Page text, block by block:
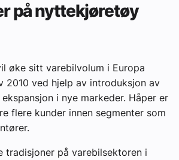
på nyttekjøretøy
øke sitt varebilvolum i Europa
2010 ved hjelp av introduksjon av
i nye markeder. Håper er
flere kunder innen segmenter som
tradisjoner på varebilsektoren i